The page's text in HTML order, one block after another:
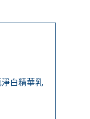
白精華乳